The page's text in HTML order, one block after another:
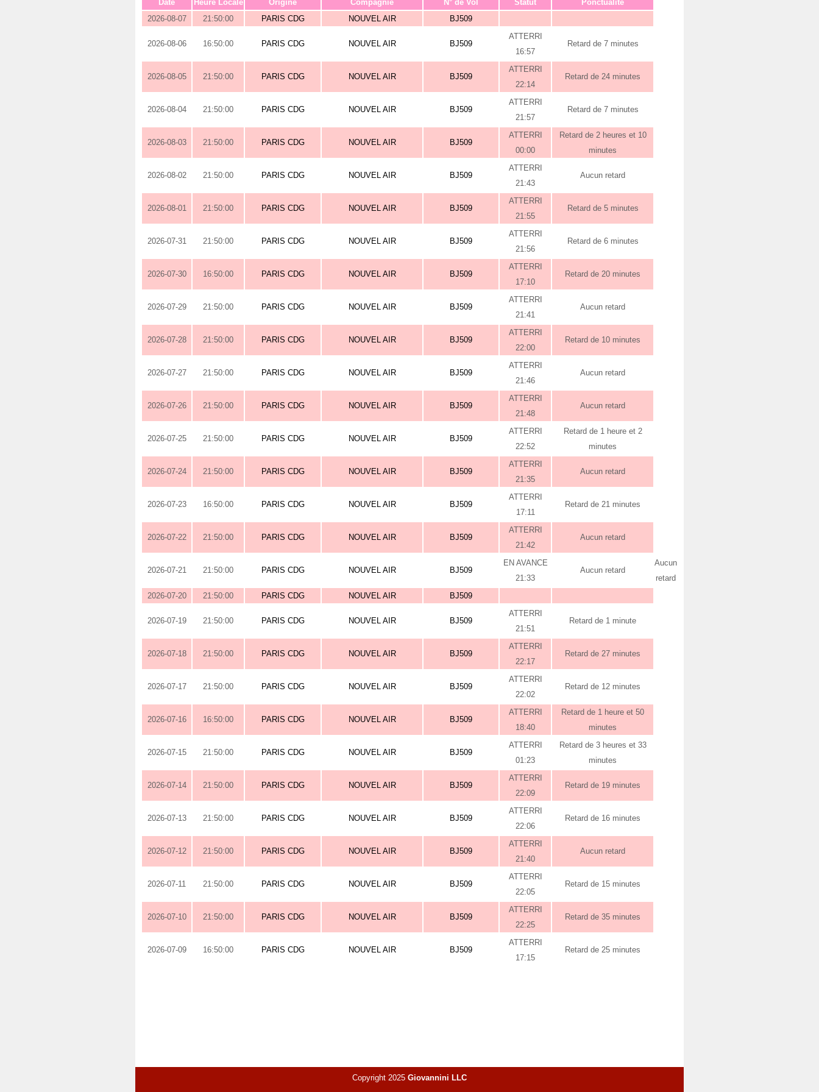
Date Heure Locale Origine Compagnie N° de Vol Statut
Ponctualité
2026-08-07
21:50:00 PARIS CDG NOUVEL AIR BJ509
2026-08-06 16:50:00 PARIS CDG NOUVEL AIR BJ509
ATTERRI
16:57
Retard de 7 minutes
2026-08-05 21:50:00 PARIS CDG NOUVEL AIR BJ509
ATTERRI
22:14
Retard de 24 minutes
2026-08-04 21:50:00 PARIS CDG NOUVEL AIR BJ509
ATTERRI
21:57
Retard de 7 minutes
2026-08-03 21:50:00 PARIS CDG NOUVEL AIR BJ509
ATTERRI
00:00
Retard de 2 heures et 10
minutes
2026-08-02 21:50:00 PARIS CDG NOUVEL AIR BJ509
ATTERRI
21:43
Aucun retard
2026-08-01 21:50:00 PARIS CDG NOUVEL AIR BJ509
ATTERRI
21:55
Retard de 5 minutes
2026-07-31 21:50:00 PARIS CDG NOUVEL AIR BJ509
ATTERRI
21:56
Retard de 6 minutes
2026-07-30 16:50:00 PARIS CDG NOUVEL AIR BJ509
ATTERRI
17:10
Retard de 20 minutes
2026-07-29 21:50:00 PARIS CDG NOUVEL AIR BJ509
ATTERRI
21:41
Aucun retard
2026-07-28 21:50:00 PARIS CDG NOUVEL AIR BJ509
ATTERRI
22:00
Retard de 10 minutes
2026-07-27 21:50:00 PARIS CDG NOUVEL AIR BJ509
ATTERRI
21:46
Aucun retard
2026-07-26 21:50:00 PARIS CDG NOUVEL AIR BJ509
ATTERRI
21:48
Aucun retard
2026-07-25 21:50:00 PARIS CDG NOUVEL AIR BJ509
ATTERRI
22:52
Retard de 1 heure et 2
minutes
2026-07-24 21:50:00 PARIS CDG NOUVEL AIR BJ509
ATTERRI
21:35
Aucun retard
2026-07-23 16:50:00 PARIS CDG NOUVEL AIR BJ509
ATTERRI
17:11
Retard de 21 minutes
2026-07-22 21:50:00 PARIS CDG NOUVEL AIR BJ509
ATTERRI
21:42
Aucun retard
2026-07-21 21:50:00 PARIS CDG NOUVEL AIR BJ509
EN AVANCE
21:33
Aucun retard
Aucun
retard
2026-07-20
21:50:00 PARIS CDG NOUVEL AIR BJ509
2026-07-19 21:50:00 PARIS CDG NOUVEL AIR BJ509
ATTERRI
21:51
Retard de 1 minute
2026-07-18 21:50:00 PARIS CDG NOUVEL AIR BJ509
ATTERRI
22:17
Retard de 27 minutes
2026-07-17 21:50:00 PARIS CDG NOUVEL AIR BJ509
ATTERRI
22:02
Retard de 12 minutes
2026-07-16 16:50:00 PARIS CDG NOUVEL AIR BJ509
ATTERRI
18:40
Retard de 1 heure et 50
minutes
2026-07-15 21:50:00 PARIS CDG NOUVEL AIR BJ509
ATTERRI
01:23
Retard de 3 heures et 33
minutes
2026-07-14 21:50:00 PARIS CDG NOUVEL AIR BJ509
ATTERRI
22:09
Retard de 19 minutes
2026-07-13 21:50:00 PARIS CDG NOUVEL AIR BJ509
ATTERRI
22:06
Retard de 16 minutes
2026-07-12 21:50:00 PARIS CDG NOUVEL AIR BJ509
ATTERRI
21:40
Aucun retard
2026-07-11 21:50:00 PARIS CDG NOUVEL AIR BJ509
ATTERRI
22:05
Retard de 15 minutes
2026-07-10 21:50:00 PARIS CDG NOUVEL AIR BJ509
ATTERRI
22:25
Retard de 35 minutes
2026-07-09 16:50:00 PARIS CDG NOUVEL AIR BJ509
ATTERRI
17:15
Retard de 25 minutes
Copyright 2025 Giovannini LLC